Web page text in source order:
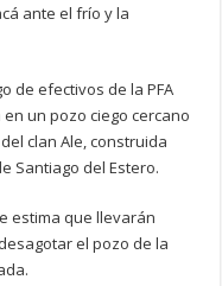
ante el frío y la
de efectivos de la PFA
un pozo ciego cercano
clan Ale, construida
Santiago del Estero.
estima que llevarán
el pozo de la